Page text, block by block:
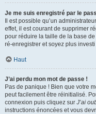
Je me suis enregistré par le
Il est possible qu’un
effet, il est courant de supprimer
pour réduire la taille de la base
ré-enregistrer et soyez plus
Haut
J’ai perdu mon mot de passe !
Pas de panique ! Bien que votre
peut facilement être réinitialisé.
connexion puis cliquez sur J’ai
instructions énoncées et vous